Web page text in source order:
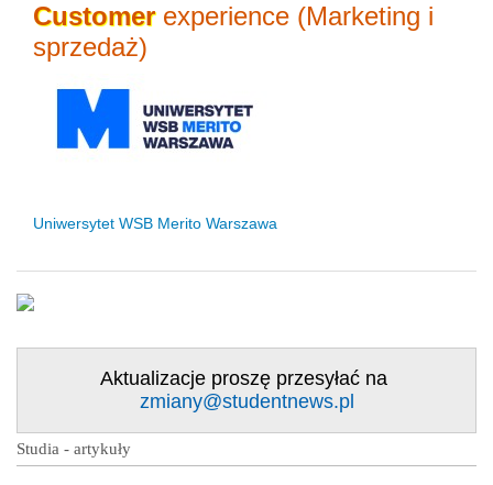
Customerexperience (Marketing i
sprzedaż)
Uniwersytet WSB Merito Warszawa
Aktualizacje proszę przesyłać na
zmiany@studentnews.pl
Studia - artykuły